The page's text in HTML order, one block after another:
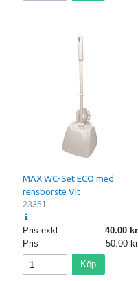
MAX WC-Set ECO med
rensborste Vit
23351
Pris exkl.
40.00
Pris
50.00
Köp